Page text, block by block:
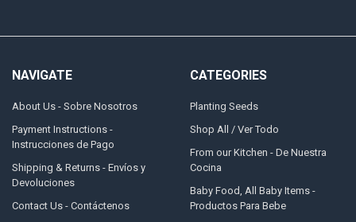
NAVIGATE
About Us - Sobre Nosotros
Payment Instructions -
Instrucciones de Pago
Shipping & Returns - Envíos y
Devoluciones
Contact Us - Contáctenos
CATEGORIES
Planting Seeds
Shop All / Ver Todo
From our Kitchen - De Nuestra
Cocina
Baby Food, All Baby Items -
Productos Para Bebe